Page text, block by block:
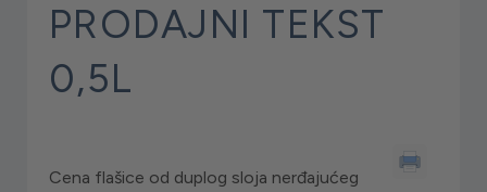
PRODAJNI TEKST
0,5L
Cena flašice od duplog sloja nerđajućeg